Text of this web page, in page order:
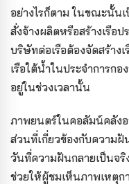
อย่างไรก็ตาม ในขณะนั้นเ
สั่งจ้างผลิตหรือสร้างเรือ
บริษัทต่อเรือต้องจัดสร้าง
เรือใต้น้ำในประจำการก
อยู่ในช่วงเวลานั้น
ภาพยนตร์ในคอลัมน์คลัง
ส่วนที่เกี่ยวข้องกับความฝั
วันที่ความฝันกลายเป็นจริ
ช่วยให้ผู้ชมเห็นภาพเหตุ